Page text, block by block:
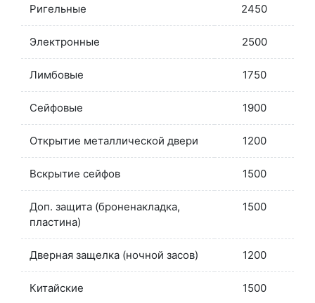
Ригельные 2450
Электронные 2500
Лимбовые 1750
Сейфовые 1900
Открытие металлической двери 1200
Вскрытие сейфов 1500
Доп. защита (броненакладка,
пластина)
1500
Дверная защелка (ночной засов) 1200
Китайские 1500